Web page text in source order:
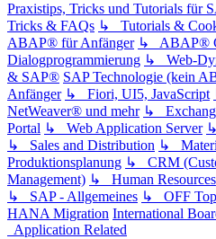
Beitrag
Praxistips, Tricks und Tutorials für
Tricks & FAQs ↳ Tutorials &
ABAP® für Anfänger ↳ ABAP®
Dialogprogrammierung ↳ Web-
& SAP® SAP Technologie (kein
Anfänger ↳ Fiori, UI5, JavaScript
NetWeaver® und mehr ↳
Portal ↳ Web Application Server
↳ Sales and Distribution ↳
Produktionsplanung ↳ CRM
Management) ↳ Human Resources
↳ SAP - Allgemeines ↳ OFF
HANA Migration International
Application Related